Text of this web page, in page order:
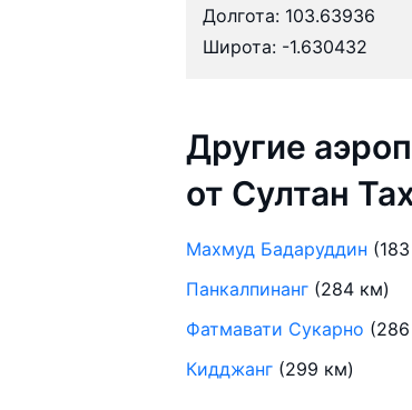
Долгота: 103.63936
Широта: -1.630432
Другие
от Султан
Махмуд Бадаруддин
Панкалпинанг (284 км)
Фатмавати Сукарно
Кидджанг (299 км)